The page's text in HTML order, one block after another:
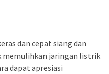
dan cepat siang dan
memulihkan jaringan listrik
dapat apresiasi